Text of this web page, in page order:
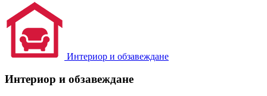
Интериор и обзавеждане
Интериор и обзавеждане